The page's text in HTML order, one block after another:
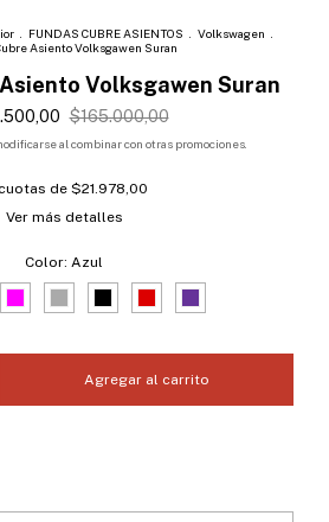
FUNDAS CUBRE ASIENTOS Volkswagen
Asiento Volksgawen Suran
Volksgawen Suran
$165.000,00
al combinar con otras promociones.
cuotas de $21.978,00
Ver más detalles
Color: Azul